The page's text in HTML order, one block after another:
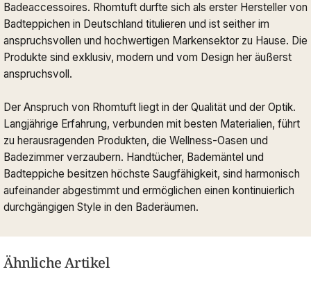
Badeaccessoires. Rhomtuft durfte sich als erster Hersteller von
Badteppichen in Deutschland titulieren und ist seither im
anspruchsvollen und hochwertigen Markensektor zu Hause. Die
Produkte sind exklusiv, modern und vom Design her äußerst
anspruchsvoll.
Der Anspruch von Rhomtuft liegt in der Qualität und der Optik.
Langjährige Erfahrung, verbunden mit besten Materialien, führt
zu herausragenden Produkten, die Wellness-Oasen und
Badezimmer verzaubern. Handtücher, Bademäntel und
Badteppiche besitzen höchste Saugfähigkeit, sind harmonisch
aufeinander abgestimmt und ermöglichen einen kontinuierlich
durchgängigen Style in den Baderäumen.
Ähnliche Artikel